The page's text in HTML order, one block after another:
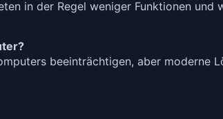
in der Regel weniger Funktionen
beeinträchtigen, aber moderne